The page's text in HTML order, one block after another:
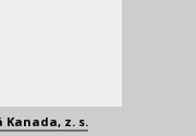
z. s.